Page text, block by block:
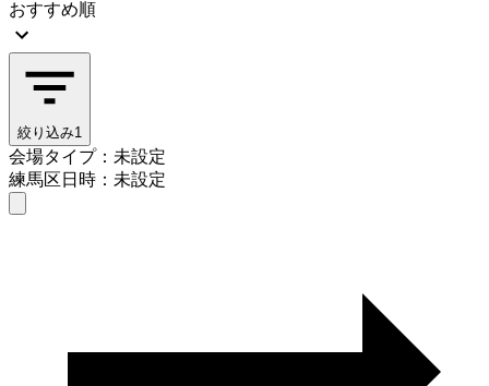
おすすめ順
絞り込み1
会場タイプ：未設定
練馬区日時：未設定